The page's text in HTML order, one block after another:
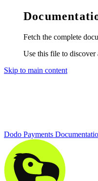
Fetch the complete
Use this file to discover
Skip to main content
Dodo Payments